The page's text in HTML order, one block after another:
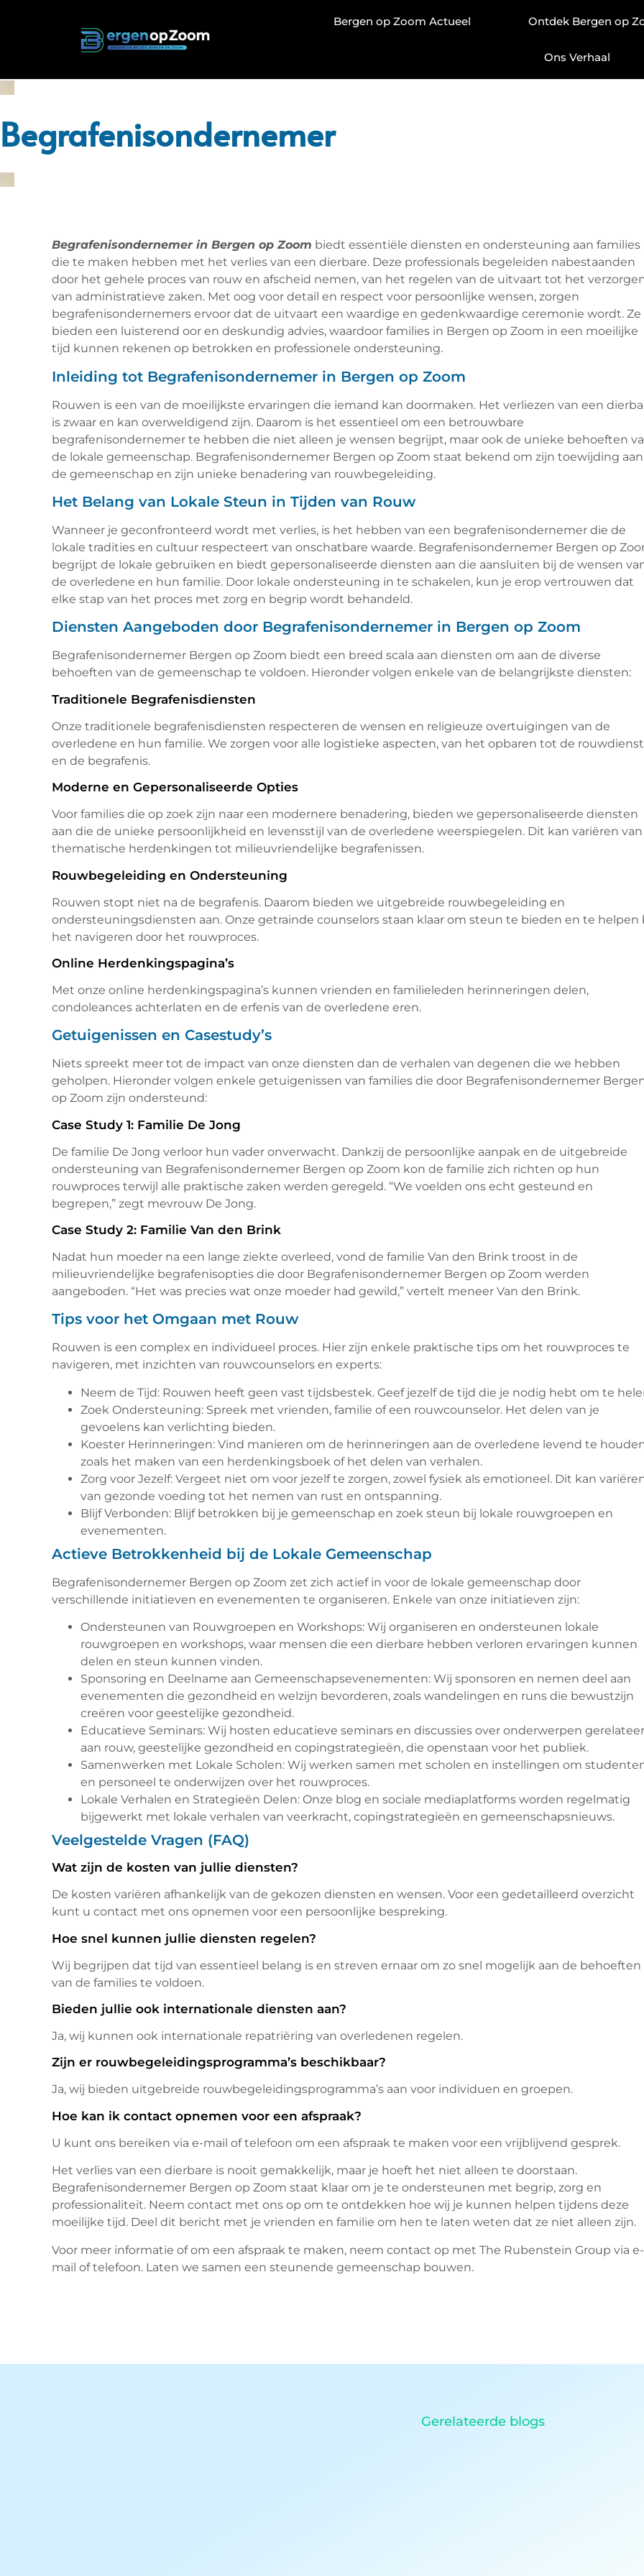
Bergen op Zoom Actueel Ontdek Bergen op
Ons Verhaal
Begrafenisondernemer
Begrafenisondernemer in Bergen op Zoom biedt essentiële diensten en ondersteuning aan families
die te maken hebben met het verlies van een dierbare. Deze professionals begeleiden nabestaanden
door het gehele proces van rouw en afscheid nemen, van het regelen van de uitvaart tot het
van administratieve zaken. Met oog voor detail en respect voor persoonlijke wensen, zorgen
begrafenisondernemers ervoor dat de uitvaart een waardige en gedenkwaardige ceremonie wordt. Ze
bieden een luisterend oor en deskundig advies, waardoor families in Bergen op Zoom in een moeilijke
tijd kunnen rekenen op betrokken en professionele ondersteuning.
Inleiding tot Begrafenisondernemer in Bergen op Zoom
Rouwen is een van de moeilijkste ervaringen die iemand kan doormaken. Het verliezen van een
is zwaar en kan overweldigend zijn. Daarom is het essentieel om een betrouwbare
begrafenisondernemer te hebben die niet alleen je wensen begrijpt, maar ook de unieke behoeften
de lokale gemeenschap. Begrafenisondernemer Bergen op Zoom staat bekend om zijn toewijding aan
de gemeenschap en zijn unieke benadering van rouwbegeleiding.
Het Belang van Lokale Steun in Tijden van Rouw
Wanneer je geconfronteerd wordt met verlies, is het hebben van een begrafenisondernemer die de
lokale tradities en cultuur respecteert van onschatbare waarde. Begrafenisondernemer Bergen op
begrijpt de lokale gebruiken en biedt gepersonaliseerde diensten aan die aansluiten bij de wensen
de overledene en hun familie. Door lokale ondersteuning in te schakelen, kun je erop vertrouwen dat
elke stap van het proces met zorg en begrip wordt behandeld.
Diensten Aangeboden door Begrafenisondernemer in Bergen op Zoom
Begrafenisondernemer Bergen op Zoom biedt een breed scala aan diensten om aan de diverse
behoeften van de gemeenschap te voldoen. Hieronder volgen enkele van de belangrijkste diensten:
Traditionele Begrafenisdiensten
Onze traditionele begrafenisdiensten respecteren de wensen en religieuze overtuigingen van de
overledene en hun familie. We zorgen voor alle logistieke aspecten, van het opbaren tot de rouwdienst
en de begrafenis.
Moderne en Gepersonaliseerde Opties
Voor families die op zoek zijn naar een modernere benadering, bieden we gepersonaliseerde diensten
aan die de unieke persoonlijkheid en levensstijl van de overledene weerspiegelen. Dit kan variëren van
thematische herdenkingen tot milieuvriendelijke begrafenissen.
Rouwbegeleiding en Ondersteuning
Rouwen stopt niet na de begrafenis. Daarom bieden we uitgebreide rouwbegeleiding en
ondersteuningsdiensten aan. Onze getrainde counselors staan klaar om steun te bieden en te helpen
het navigeren door het rouwproces.
Online Herdenkingspagina’s
Met onze online herdenkingspagina’s kunnen vrienden en familieleden herinneringen delen,
condoleances achterlaten en de erfenis van de overledene eren.
Getuigenissen en Casestudy’s
Niets spreekt meer tot de impact van onze diensten dan de verhalen van degenen die we hebben
geholpen. Hieronder volgen enkele getuigenissen van families die door Begrafenisondernemer
op Zoom zijn ondersteund:
Case Study 1: Familie De Jong
De familie De Jong verloor hun vader onverwacht. Dankzij de persoonlijke aanpak en de uitgebreide
ondersteuning van Begrafenisondernemer Bergen op Zoom kon de familie zich richten op hun
rouwproces terwijl alle praktische zaken werden geregeld. “We voelden ons echt gesteund en
begrepen,” zegt mevrouw De Jong.
Case Study 2: Familie Van den Brink
Nadat hun moeder na een lange ziekte overleed, vond de familie Van den Brink troost in de
milieuvriendelijke begrafenisopties die door Begrafenisondernemer Bergen op Zoom werden
aangeboden. “Het was precies wat onze moeder had gewild,” vertelt meneer Van den Brink.
Tips voor het Omgaan met Rouw
Rouwen is een complex en individueel proces. Hier zijn enkele praktische tips om het rouwproces te
navigeren, met inzichten van rouwcounselors en experts:
Neem de Tijd: Rouwen heeft geen vast tijdsbestek. Geef jezelf de tijd die je nodig hebt om te
Zoek Ondersteuning: Spreek met vrienden, familie of een rouwcounselor. Het delen van je
gevoelens kan verlichting bieden.
Koester Herinneringen: Vind manieren om de herinneringen aan de overledene levend te
zoals het maken van een herdenkingsboek of het delen van verhalen.
Zorg voor Jezelf: Vergeet niet om voor jezelf te zorgen, zowel fysiek als emotioneel. Dit kan
van gezonde voeding tot het nemen van rust en ontspanning.
Blijf Verbonden: Blijf betrokken bij je gemeenschap en zoek steun bij lokale rouwgroepen en
evenementen.
Actieve Betrokkenheid bij de Lokale Gemeenschap
Begrafenisondernemer Bergen op Zoom zet zich actief in voor de lokale gemeenschap door
verschillende initiatieven en evenementen te organiseren. Enkele van onze initiatieven zijn:
Ondersteunen van Rouwgroepen en Workshops: Wij organiseren en ondersteunen lokale
rouwgroepen en workshops, waar mensen die een dierbare hebben verloren ervaringen kunnen
delen en steun kunnen vinden.
Sponsoring en Deelname aan Gemeenschapsevenementen: Wij sponsoren en nemen deel aan
evenementen die gezondheid en welzijn bevorderen, zoals wandelingen en runs die bewustzijn
creëren voor geestelijke gezondheid.
Educatieve Seminars: Wij hosten educatieve seminars en discussies over onderwerpen
aan rouw, geestelijke gezondheid en copingstrategieën, die openstaan voor het publiek.
Samenwerken met Lokale Scholen: Wij werken samen met scholen en instellingen om
en personeel te onderwijzen over het rouwproces.
Lokale Verhalen en Strategieën Delen: Onze blog en sociale mediaplatforms worden regelmatig
bijgewerkt met lokale verhalen van veerkracht, copingstrategieën en gemeenschapsnieuws.
Veelgestelde Vragen (FAQ)
Wat zijn de kosten van jullie diensten?
De kosten variëren afhankelijk van de gekozen diensten en wensen. Voor een gedetailleerd overzicht
kunt u contact met ons opnemen voor een persoonlijke bespreking.
Hoe snel kunnen jullie diensten regelen?
Wij begrijpen dat tijd van essentieel belang is en streven ernaar om zo snel mogelijk aan de behoeften
van de families te voldoen.
Bieden jullie ook internationale diensten aan?
Ja, wij kunnen ook internationale repatriëring van overledenen regelen.
Zijn er rouwbegeleidingsprogramma’s beschikbaar?
Ja, wij bieden uitgebreide rouwbegeleidingsprogramma’s aan voor individuen en groepen.
Hoe kan ik contact opnemen voor een afspraak?
U kunt ons bereiken via e-mail of telefoon om een afspraak te maken voor een vrijblijvend gesprek.
Het verlies van een dierbare is nooit gemakkelijk, maar je hoeft het niet alleen te doorstaan.
Begrafenisondernemer Bergen op Zoom staat klaar om je te ondersteunen met begrip, zorg en
professionaliteit. Neem contact met ons op om te ontdekken hoe wij je kunnen helpen tijdens deze
moeilijke tijd. Deel dit bericht met je vrienden en familie om hen te laten weten dat ze niet alleen zijn.
Voor meer informatie of om een afspraak te maken, neem contact op met The Rubenstein Group via e-
mail of telefoon. Laten we samen een steunende gemeenschap bouwen.
Gerelateerde blogs